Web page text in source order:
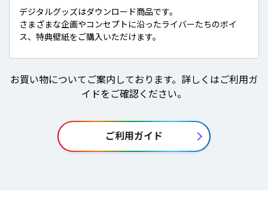
デジタルグッズはダウンロード商品です。
さまざまな企画やコンセプトに沿ったライバーたちのボイ
ス、特典壁紙をご購入いただけます。
お買い物についてご案内しております。詳しくはご利用ガ
イドをご確認ください。
ご利用ガイド